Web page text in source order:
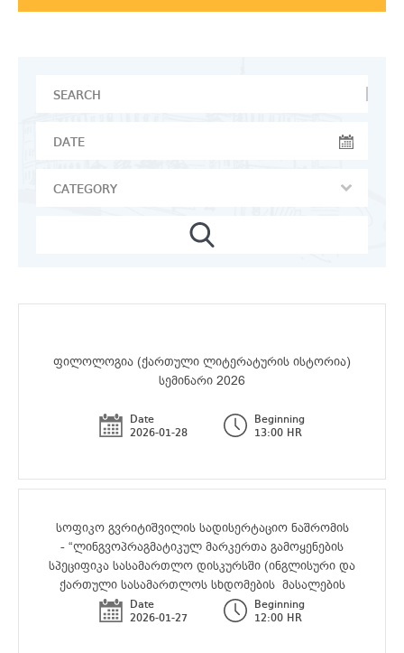
ფილოლოგია (ქართული ლიტერატურის ისტორია)
სემინარი 2026
Date
2026-01-28
Beginning
13:00 HR
სოფიკო გვრიტიშვილის სადისერტაციო ნაშრომის
- “ლინგვოპრაგმატიკულ მარკერთა გამოყენების
სპეციფიკა სასამართლო დისკურსში (ინგლისური და
ქართული სასამართლოს სხდომების მასალების
საფუძველზე” საჯარო დაცვა
Date
2026-01-27
Beginning
12:00 HR